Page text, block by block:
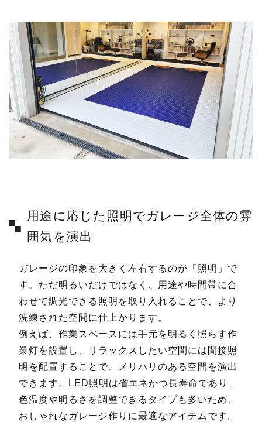
用途に応じた照明でガレージ全体の雰
囲気を演出
ガレージの印象を大きく左右するのが「照明」で
す。ただ明るいだけではなく、用途や時間帯に合
わせて調光できる照明を取り入れることで、より
洗練された空間に仕上がります。
例えば、作業スペースには手元を明るく照らす作
業灯を設置し、リラックスしたい空間には間接照
明を配置することで、メリハリのある空間を演出
できます。LED照明は省エネかつ長寿命であり、
色温度や明るさを調整できるタイプも多いため、
おしゃれなガレージ作りに最適なアイテムです。